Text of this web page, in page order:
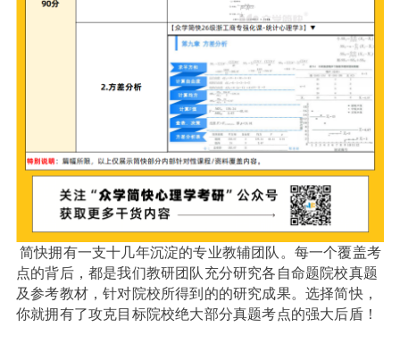
简快拥有一支十几年沉淀的专业教辅团队。每一个覆盖考
点的背后，都是我们教研团队充分研究各自命题院校真题
及参考教材，针对院校所得到的的研究成果。选择简快，
你就拥有了攻克目标院校绝大部分真题考点的强大后盾！